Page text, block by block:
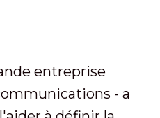
entreprise
- a